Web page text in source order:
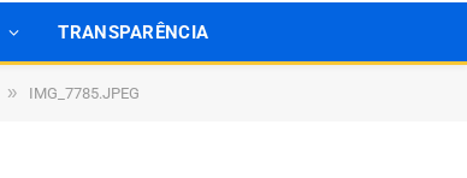
TRANSPARÊNCIA
» IMG_7785.JPEG